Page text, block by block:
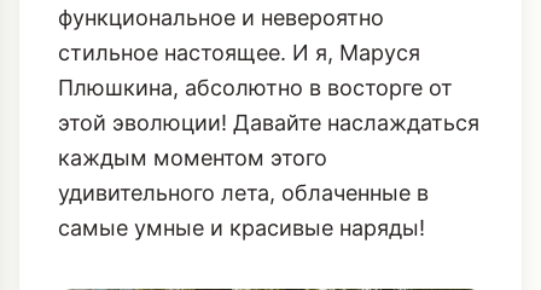
функциональное и невероятно
стильное настоящее. И я, Маруся
Плюшкина, абсолютно в восторге от
этой эволюции! Давайте наслаждаться
каждым моментом этого
удивительного лета, облаченные в
самые умные и красивые наряды!